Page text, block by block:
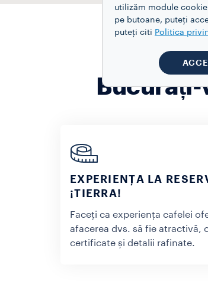
Bucurați-
EXPERIENȚA LA
¡TIERRA!
Faceți ca experiența cafelei
afacerea dvs. să fie atractivă,
certificate și detalii rafinate.
utilizăm module
pe butoane, puteți
puteți citi Politica